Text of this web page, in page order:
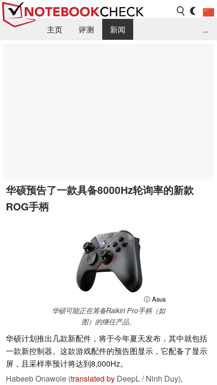
主页 评测
新闻
...
华硕预告了一款具备8000Hz轮询率的新款
ROG手柄
ⓘ Asus
华硕可能正在筹备Raikiri Pro手柄（如
图）的继任产品。
华硕计划推出几款新配件，将于今年夏天发布，其中就包括
一款新控制器。这款游戏配件的预告图显示，它配备了显示
屏，且采样率预计将达到8,000Hz。
Habeeb Onawole (translated by DeepL / Ninh Duy),